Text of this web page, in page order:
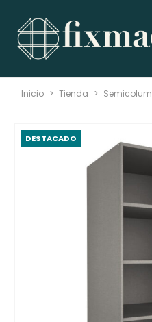
Inicio > Tienda >
DESTACADO